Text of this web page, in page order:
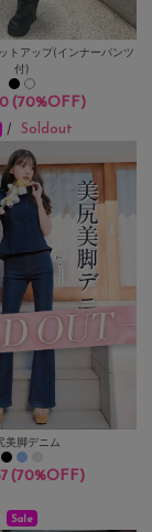
トアップ(インナーパンツ
付)
(70%OFF)
/ Soldout
美脚デニム
(70%OFF)
Sale